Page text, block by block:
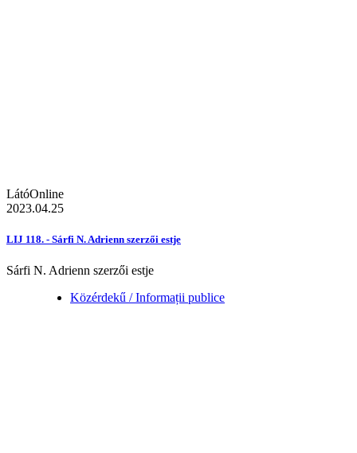
LátóOnline
2023.04.25
LIJ 118. - Sárfi N. Adrienn szerzői estje
Sárfi N. Adrienn szerzői estje
Közérdekű / Informații publice